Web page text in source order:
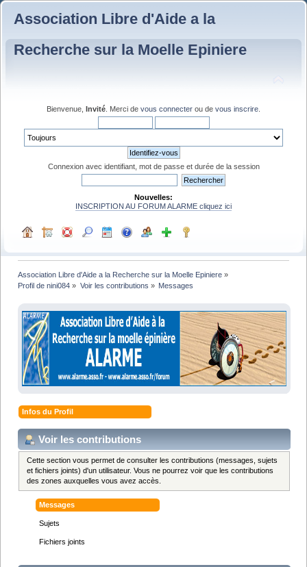
Association Libre d'Aide a la
Recherche sur la Moelle Epiniere
Bienvenue, Invité . Merci de vous connecter ou de vous inscrire
Connexion avec identifiant, mot de passe et durée de la session
Nouvelles:
INSCRIPTION AU FORUM ALARME cliquez ici
Association Libre d'Aide a la Recherche sur la Moelle Epiniere »
Profil de nini084 » Voir les contributions » Messages
Infos du Profil
Voir les contributions
Cette section vous permet de consulter les contributions (messages, sujets
et fichiers joints) d'un utilisateur. Vous ne pourrez voir que les contributions
des zones auxquelles vous avez accès.
Messages
Sujets
Fichiers joints